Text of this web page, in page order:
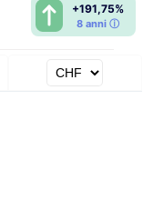
+191,75%
8 anni ⓘ